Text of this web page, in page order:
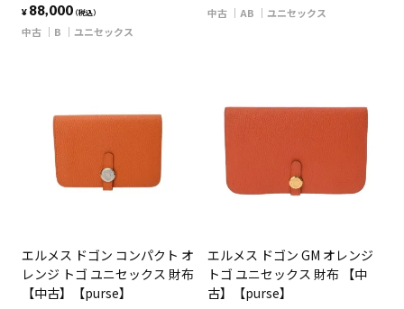
¥ 88,000（税込）
中古 B ユニセックス
中古 AB ユニセックス
エルメス ドゴン コンパクト オ
レンジ トゴ ユニセックス 財布
【中古】【purse】
エルメス ドゴン GM オレンジ
トゴ ユニセックス 財布 【中
古】【purse】